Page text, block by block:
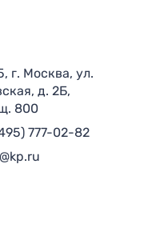
г. Москва, ул.
д. 2Б,
800
777-02-82